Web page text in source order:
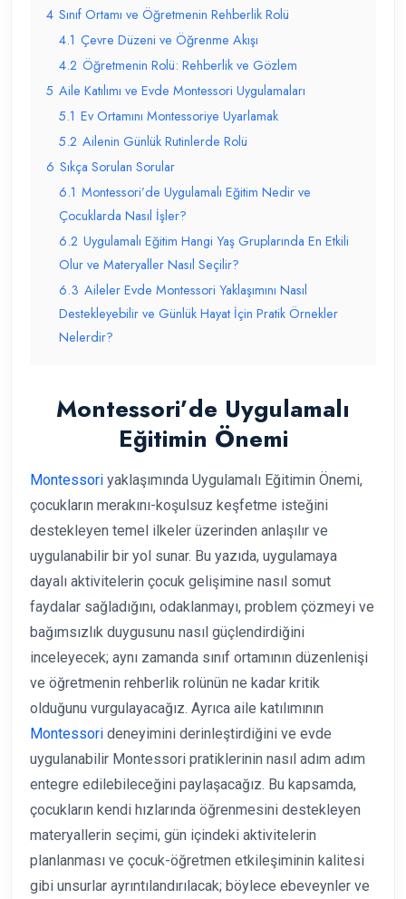
4 Sınıf Ortamı ve Öğretmenin Rehberlik Rolü
4.1 Çevre Düzeni ve Öğrenme Akışı
4.2 Öğretmenin Rolü: Rehberlik ve Gözlem
5 Aile Katılımı ve Evde Montessori Uygulamaları
5.1 Ev Ortamını Montessoriye Uyarlamak
5.2 Ailenin Günlük Rutinlerde Rolü
6 Sıkça Sorulan Sorular
6.1 Montessori’de Uygulamalı Eğitim Nedir ve
Çocuklarda Nasıl İşler?
6.2 Uygulamalı Eğitim Hangi Yaş Gruplarında En Etkili
Olur ve Materyaller Nasıl Seçilir?
6.3 Aileler Evde Montessori Yaklaşımını Nasıl
Destekleyebilir ve Günlük Hayat İçin Pratik Örnekler
Nelerdir?
Montessori’de Uygulamalı
Eğitimin Önemi
Montessori yaklaşımında Uygulamalı Eğitimin Önemi,
çocukların merakını-koşulsuz keşfetme isteğini
destekleyen temel ilkeler üzerinden anlaşılır ve
uygulanabilir bir yol sunar. Bu yazıda, uygulamaya
dayalı aktivitelerin çocuk gelişimine nasıl somut
faydalar sağladığını, odaklanmayı, problem çözmeyi ve
bağımsızlık duygusunu nasıl güçlendirdiğini
inceleyecek; aynı zamanda sınıf ortamının düzenlenişi
ve öğretmenin rehberlik rolünün ne kadar kritik
olduğunu vurgulayacağız. Ayrıca aile katılımının
Montessori deneyimini derinleştirdiğini ve evde
uygulanabilir Montessori pratiklerinin nasıl adım adım
entegre edilebileceğini paylaşacağız. Bu kapsamda,
çocukların kendi hızlarında öğrenmesini destekleyen
materyallerin seçimi, gün içindeki aktivitelerin
planlanması ve çocuk-öğretmen etkileşiminin kalitesi
gibi unsurlar ayrıntılandırılacak; böylece ebeveynler ve